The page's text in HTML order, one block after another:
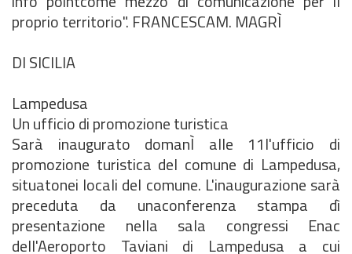
proprio territorio". FRANCESCAM. MAGRÌ
DI SICILIA
Lampedusa
Un ufficio di promozione turistica
Sarà inaugurato domanÌ alle 11l'ufficio di
promozione turistica del comune di Lampedusa,
situatonei locali del comune. L'inaugurazione sarà
preceduta da unaconferenza stampa dì
presentazione nella sala congressi Enac
dell'Aeroporto Taviani di Lampedusa a cui